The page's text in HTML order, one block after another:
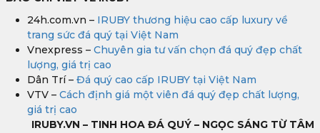
24h.com.vn – IRUBY thương hiệu cao cấp luxury về
trang sức đá quý tại Việt Nam
Vnexpress – Chuyên gia tư vấn chọn đá quý đẹp chất
lượng, giá trị cao
Dân Trí – Đá quý cao cấp IRUBY tại Việt Nam
VTV – Cách định giá một viên đá quý đẹp chất lượng,
giá trị cao
IRUBY.VN – TINH HOA ĐÁ QUÝ – NGỌC SÁNG TỪ TÂM